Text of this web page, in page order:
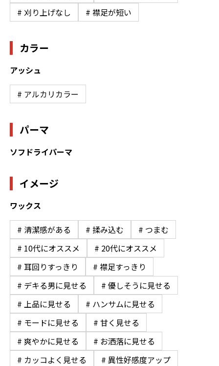
# 刈り上げなし
# 襟足が短い
カラー
アッシュ
# アルカリカラー
パーマ
ソフドライパーマ
イメージ
ワックス
# 清潔感がある # 揉み込む
# つまむ
# 10代にオススメ
# 20代にオススメ
# 耳回りすっきり
# 襟足すっきり
# デキる男に見せる
# 優しそうに見せる
# 上品に見せる
# ハンサムに見せる
# モードに見せる
# 甘く見せる
# 爽やかに見せる
# お洒落に見せる
# カッコよく見せる
# 異性好感度アップ